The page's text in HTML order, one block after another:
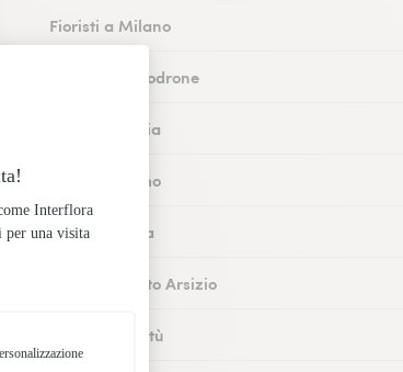
Fioristi a Milano
Fioristi a Vimodrone
Fioristi a Pavia
Fioristi a Como
Fioristi a Erba
Fioristi a Busto Arsizio
Fioristi a Cantù